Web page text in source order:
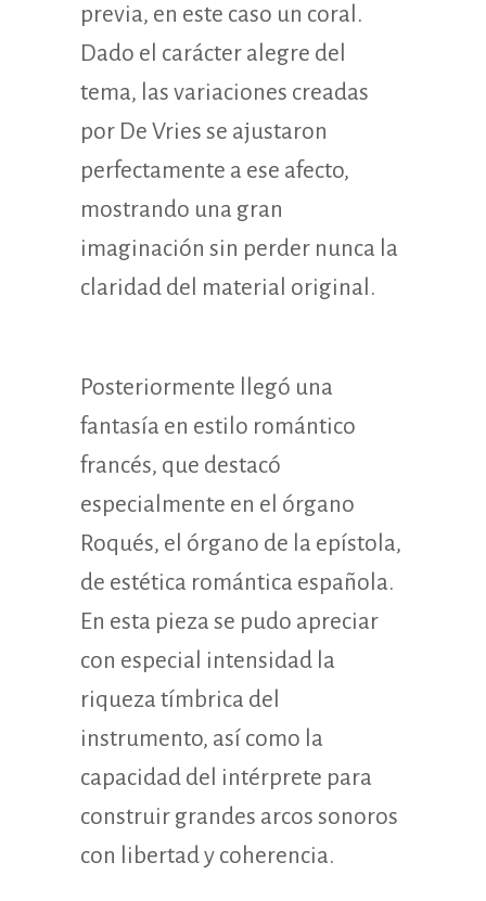
previa, en este caso un coral.
Dado el carácter alegre del
tema, las variaciones creadas
por De Vries se ajustaron
perfectamente a ese afecto,
mostrando una gran
imaginación sin perder nunca la
claridad del material original.
Posteriormente llegó una
fantasía en estilo romántico
francés, que destacó
especialmente en el órgano
Roqués, el órgano de la epístola,
de estética romántica española.
En esta pieza se pudo apreciar
con especial intensidad la
riqueza tímbrica del
instrumento, así como la
capacidad del intérprete para
construir grandes arcos sonoros
con libertad y coherencia.